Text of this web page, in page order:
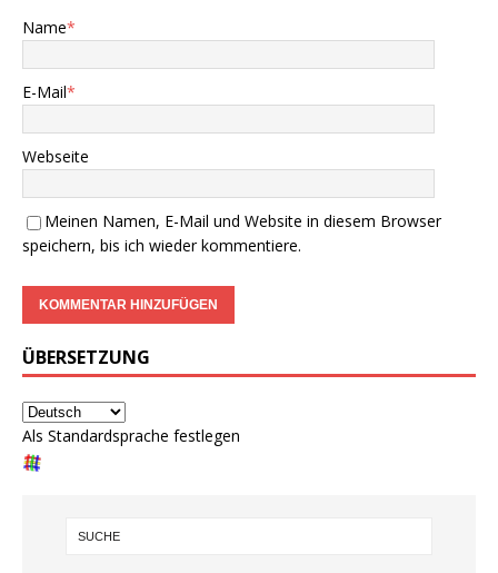
Name*
E-Mail*
Webseite
Meinen Namen, E-Mail und Website in diesem Browser
speichern, bis ich wieder kommentiere.
ÜBERSETZUNG
Als Standardsprache festlegen